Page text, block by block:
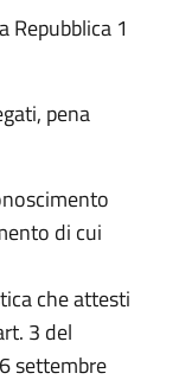
Repubblica 1
pena
di cui
che attesti
3 del
settembre